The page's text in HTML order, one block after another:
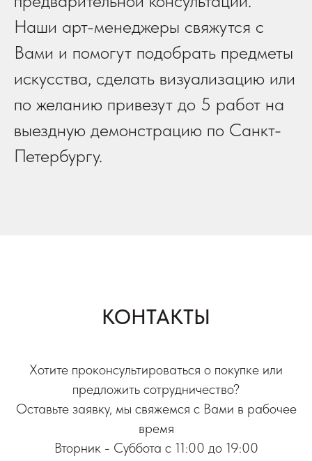
Наши арт-менеджеры свяжутся с
Вами и помогут подобрать предметы
искусства, сделать визуализацию или
по желанию привезут до 5 работ на
выездную демонстрацию по Санкт-
Петербургу.
КОНТАКТЫ
Хотите проконсультироваться о покупке или
предложить сотрудничество?
Оставьте заявку, мы свяжемся с Вами в рабочее
время
Вторник - Суббота с 11:00 до 19:00